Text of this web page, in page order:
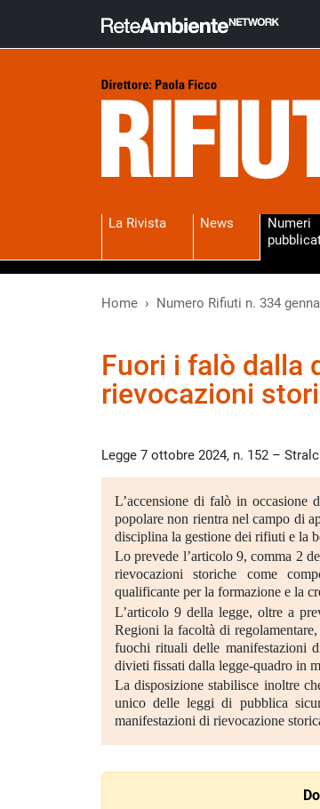
La Rivista News
Numeri
Home Numero Rifiuti n. 334
Fuori i falò dalla
rievocazioni
Legge 7 ottobre 2024, n. 152 –
L’accensione di falò in occasione
popolare non rientra nel campo di
disciplina la gestione dei rifiuti e la
Lo prevede l’articolo 9, comma 2
rievocazioni storiche come
qualificante per la formazione e la
L’articolo 9 della legge, oltre a
Regioni la facoltà di
fuochi rituali delle manifestazioni
divieti fissati dalla legge-quadro in
La disposizione stabilisce inoltre
unico delle leggi di pubblica
manifestazioni di rievocazione